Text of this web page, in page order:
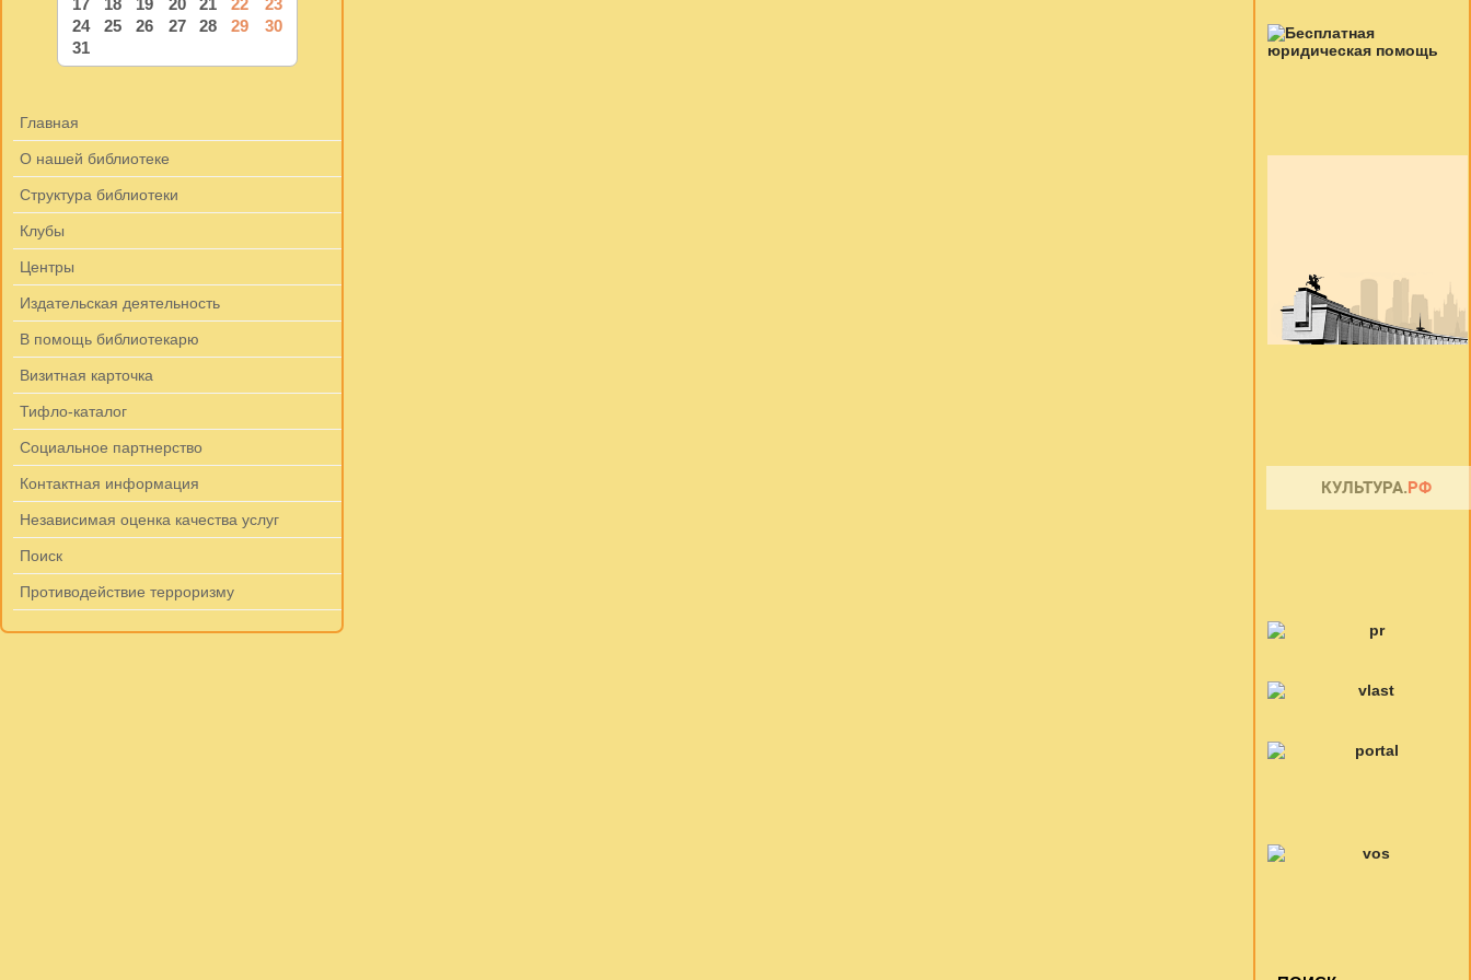
17
18 19 20 21 22
23
24
25 26 27 28 29
30
31
Главная
О нашей библиотеке
Структура библиотеки
Клубы
Центры
Издательская деятельность
В помощь библиотекарю
Визитная карточка
Тифло-каталог
Социальное партнерство
Контактная информация
Независимая оценка качества услуг
Поиск
Противодействие терроризму